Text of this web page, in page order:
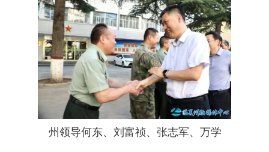
州领导何东、刘富祯、张志军、万学